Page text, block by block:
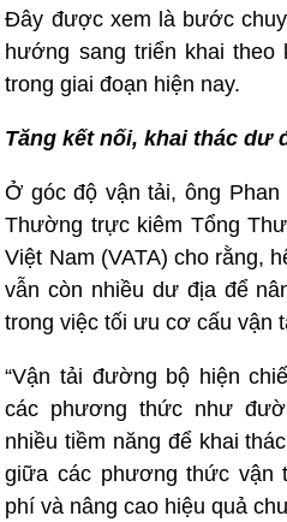
Đây được xem là bước
hướng sang triển khai theo
trong giai đoạn hiện nay.
Tăng kết nối, khai thác dư
Ở góc độ vận tải, ông
Thường trực kiêm Tổng
Việt Nam (VATA) cho rằng,
vẫn còn nhiều dư địa để
trong việc tối ưu cơ cấu vận
“Vận tải đường bộ hiện
các phương thức như
nhiều tiềm năng để khai
giữa các phương thức vận
phí và nâng cao hiệu quả